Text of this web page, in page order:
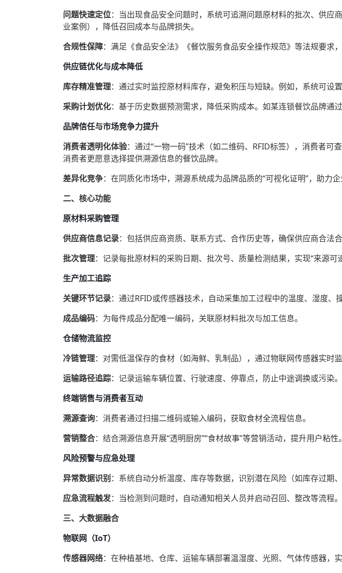
问题快速定位：当出现食品安全问题时，系统可追溯问题原材料的批次、供
业案例），降低召回成本与品牌损失。
合规性保障：满足《食品安全法》《餐饮服务食品安全操作规范》等法规要求
供应链优化与成本降低
库存精准管理：通过实时监控原材料库存，避免积压与短缺。例如，系统可设
采购计划优化：基于历史数据预测需求，降低采购成本。如某连锁餐饮品牌通
品牌信任与市场竞争力提升
消费者透明化体验：通过“一物一码”技术（如二维码、RFID标签），消费者
消费者更愿意选择提供溯源信息的餐饮品牌。
差异化竞争：在同质化市场中，溯源系统成为品牌品质的“可视化证明”，助力企
二、核心功能
原材料采购管理
供应商信息记录：包括供应商资质、联系方式、合作历史等，确保供应商合法合
批次管理：记录每批原材料的采购日期、批次号、质量检测结果，实现“来源可追
生产加工追踪
关键环节记录：通过RFID或传感器技术，自动采集加工过程中的温度、湿度、
成品编码‌：为每件成品分配唯一编码，关联原材料批次与加工信息。
仓储物流监控
冷链管理：对需低温保存的食材（如海鲜、乳制品），通过物联网传感器实时
运输路径追踪‌：记录运输车辆位置、行驶速度、停靠点，防止中途调换或污染。
终端销售与消费者互动
溯源查询‌：消费者通过扫描二维码或输入编码，获取食材全流程信息。
营销整合‌：结合溯源信息开展“透明厨房”“食材故事”等营销活动，提升用户粘性。
风险预警与应急处理
异常数据识别：系统自动分析温度、库存等数据，识别潜在风险（如库存过期、
应急流程触发‌：当检测到问题时，自动通知相关人员并启动召回、整改等流程。
三、大数据融合
物联网（IoT）
传感器网络：在种植基地、仓库、运输车辆部署温湿度、光照、气体传感器，